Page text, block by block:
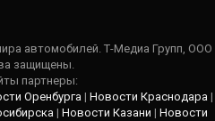
автомобилей. Т-Медиа Групп, ООО
защищены.
партнеры:
Оренбурга | Новости Краснодара |
| Новости Казани | Новости